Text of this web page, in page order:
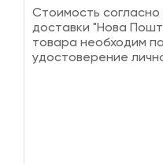
Стоимость
доставки "Нова
товара необходим
удостоверение